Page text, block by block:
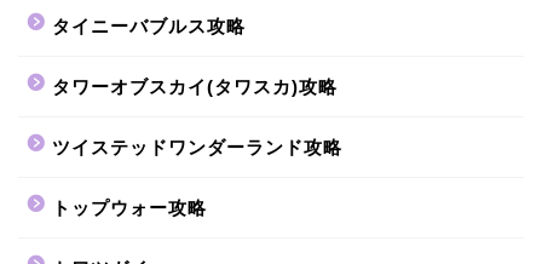
タイニーバブルス攻略
タワーオブスカイ(タワスカ)攻略
ツイステッドワンダーランド攻略
トップウォー攻略